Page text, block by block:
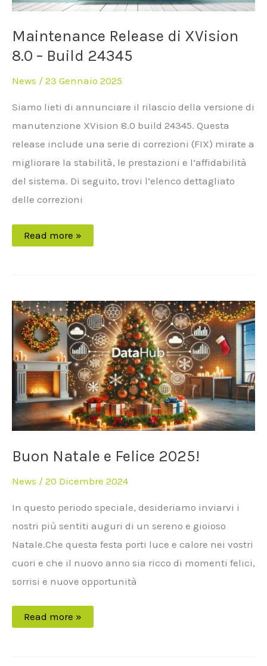
Maintenance Release di XVision
8.0 – Build 24345
News / 23 Gennaio 2025
Siamo lieti di annunciare il rilascio della versione di
manutenzione XVision 8.0 build 24345. Questa
release include una serie di correzioni (FIX) mirate a
migliorare la stabilità, le prestazioni e l’affidabilità
del sistema. Di seguito, trovi l’elenco dettagliato
delle correzioni
Read more »
Buon Natale e Felice 2025!
News / 20 Dicembre 2024
In questo periodo speciale, desideriamo inviarvi i
nostri più sentiti auguri di un sereno e gioioso
Natale.Che questa festa porti luce e calore nei vostri
cuori e che il nuovo anno sia ricco di momenti felici,
sorrisi e nuove opportunità
Buon
Natale
e
Felice
2025!
Read more »